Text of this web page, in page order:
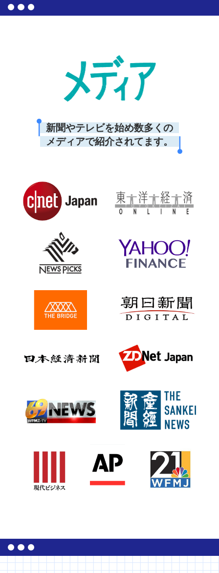
新聞やテレビを始め数多くの
メディアで紹介されてます。